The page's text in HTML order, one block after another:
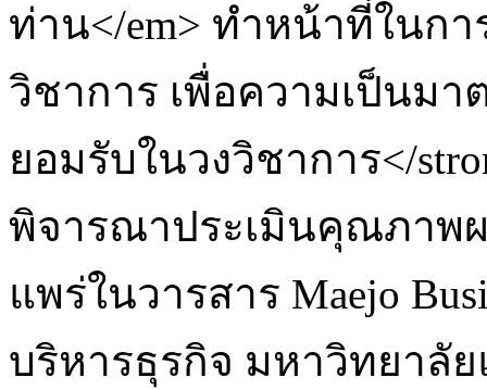
ท่าน</em> ทำหน้าที่ในก
วิชาการ เพื่อความเป็นมา
ยอมรับในวงวิชาการ</
พิจารณาประเมินคุณภาพผ
แพร่ในวารสาร Maejo
บริหารธุรกิจ มหาวิทยาลัย